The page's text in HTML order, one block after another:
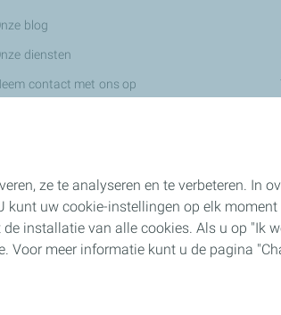
blog
diensten
contact met ons op
ze te analyseren en te verbeteren. In
uw cookie-instellingen op elk
installatie van alle cookies. Als u op "Ik
meer informatie kunt u de pagina